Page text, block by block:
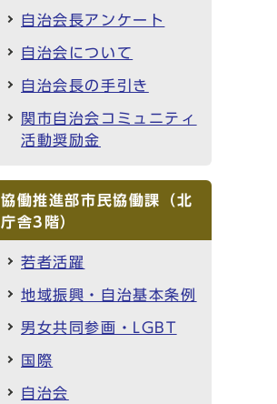
自治会長アンケート
自治会について
自治会長の手引き
関市自治会コミュニティ
活動奨励金
協働推進部市民協働課（北
庁舎3階）
若者活躍
地域振興・自治基本条例
男女共同参画・LGBT
国際
自治会